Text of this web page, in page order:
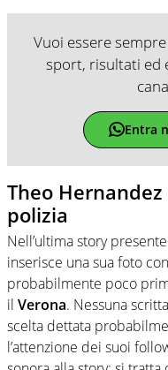
Vuoi essere
sport, risultati ed
Entra
Theo
polizia
Nell’ultima story
inserisce una sua foto
probabilmente poco
il Verona. Nessuna
scelta dettata
l’attenzione dei suoi